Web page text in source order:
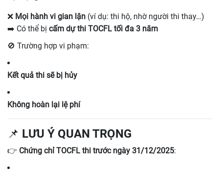
❌ Mọi hành vi gian lận (ví dụ: thi hộ, nhờ người thi thay…)
➡️ Có thể bị cấm dự thi TOCFL tối đa 3 năm
🚫 Trường hợp vi phạm:
Kết quả thi sẽ bị hủy
Không hoàn lại lệ phí
📌 LƯU Ý QUAN TRỌNG
👉 Chứng chỉ TOCFL thi trước ngày 31/12/2025: